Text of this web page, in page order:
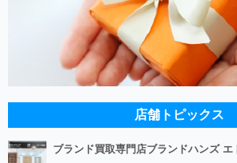
店舗トピックス
ブランド買取専門店ブランドハンズ エ